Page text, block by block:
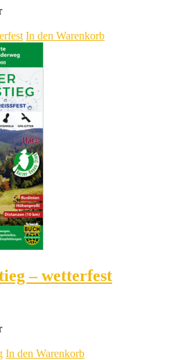
In den Warenkorb
– wetterfest
In den Warenkorb